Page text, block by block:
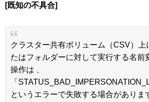
[既知の不具合]
クラスター共有ボリューム（CSV）上
たはフォルダーに対して実行する名前
操作は 、
「
というエラーで失敗する場合がありま